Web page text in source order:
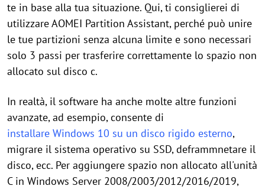
te in base alla tua situazione. Qui, ti consiglierei di
utilizzare AOMEI Partition Assistant, perché può unire
le tue partizioni senza alcuna limite e sono necessari
solo 3 passi per trasferire correttamente lo spazio non
allocato sul disco c.
In realtà, il software ha anche molte altre funzioni
avanzate, ad esempio, consente di
installare Windows 10 su un disco rigido esterno,
migrare il sistema operativo su SSD, deframmnetare il
disco, ecc. Per aggiungere spazio non allocato all'unità
C in Windows Server 2008/2003/2012/2016/2019,